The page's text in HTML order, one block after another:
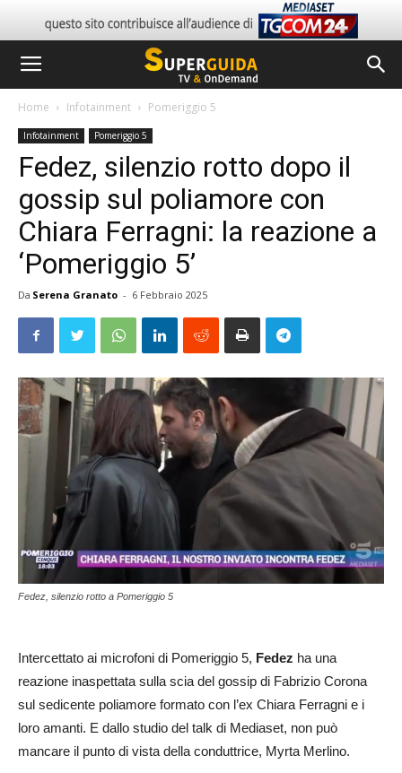
Home Infotainment Pomeriggio 5
Infotainment Pomeriggio 5
Fedez, silenzio rotto dopo il
gossip sul poliamore con
Chiara Ferragni: la reazione a
‘Pomeriggio 5’
Da Serena Granato - 6 Febbraio 2025
Fedez, silenzio rotto a Pomeriggio 5
Intercettato ai microfoni di Pomeriggio 5, Fedez ha una
reazione inaspettata sulla scia del gossip di Fabrizio Corona
sul sedicente poliamore formato con l’ex Chiara Ferragni e i
loro amanti. E dallo studio del talk di Mediaset, non può
mancare il punto di vista della conduttrice, Myrta Merlino.